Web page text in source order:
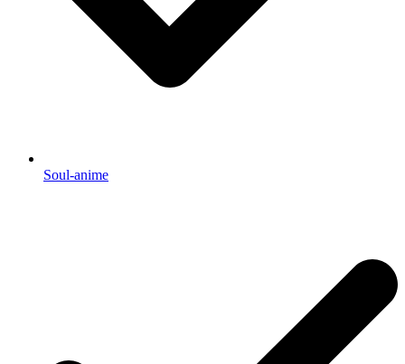
Soul-anime